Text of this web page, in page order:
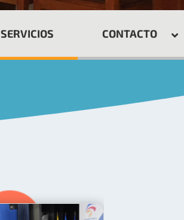
SERVICIOS CONTACTO